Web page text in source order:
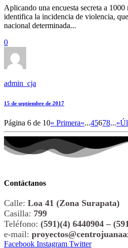
Aplicando una encuesta secreta a 1000
identifica la incidencia de violencia,
nacional determinada...
0
admin_cja
15 de septiembre de 2017
Página 6 de 10« Primera«...45678...»
Contáctanos
Calle: Loa 41 (Zona Surapata)
Casilla: 799
Teléfono: (591)(4) 6440904 –
e-mail:
Facebook Instagram Twitter